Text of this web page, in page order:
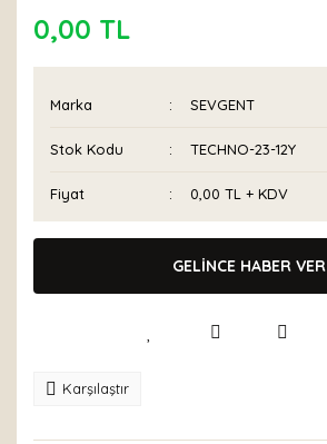
0,00 TL
Marka SEVGENT
Stok Kodu TECHNO-23-12Y
Fiyat 0,00 TL + KDV
GELİNCE HABER VER
Karşılaştır